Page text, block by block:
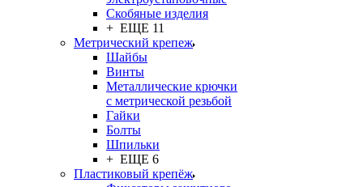
Скобяные изделия
+ ЕЩЕ 11
Метрический крепеж
Шайбы
Винты
Металлические крючки
с метрической резьбой
Гайки
Болты
Шпильки
+ ЕЩЕ 6
Пластиковый крепёж